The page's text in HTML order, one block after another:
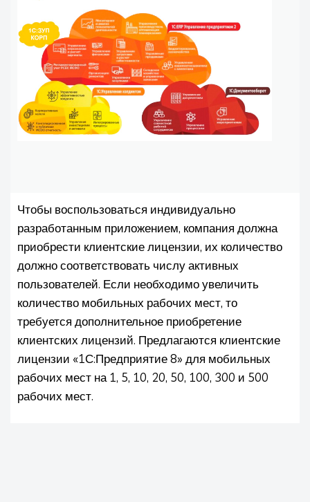
Чтобы воспользоваться индивидуально
разработанным приложением, компания должна
приобрести клиентские лицензии, их количество
должно соответствовать числу активных
пользователей. Если необходимо увеличить
количество мобильных рабочих мест, то
требуется дополнительное приобретение
клиентских лицензий. Предлагаются клиентские
лицензии «1С:Предприятие 8» для мобильных
рабочих мест на 1, 5, 10, 20, 50, 100, 300 и 500
рабочих мест.